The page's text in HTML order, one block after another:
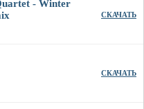
- Winter
СКАЧАТЬ
СКАЧАТЬ